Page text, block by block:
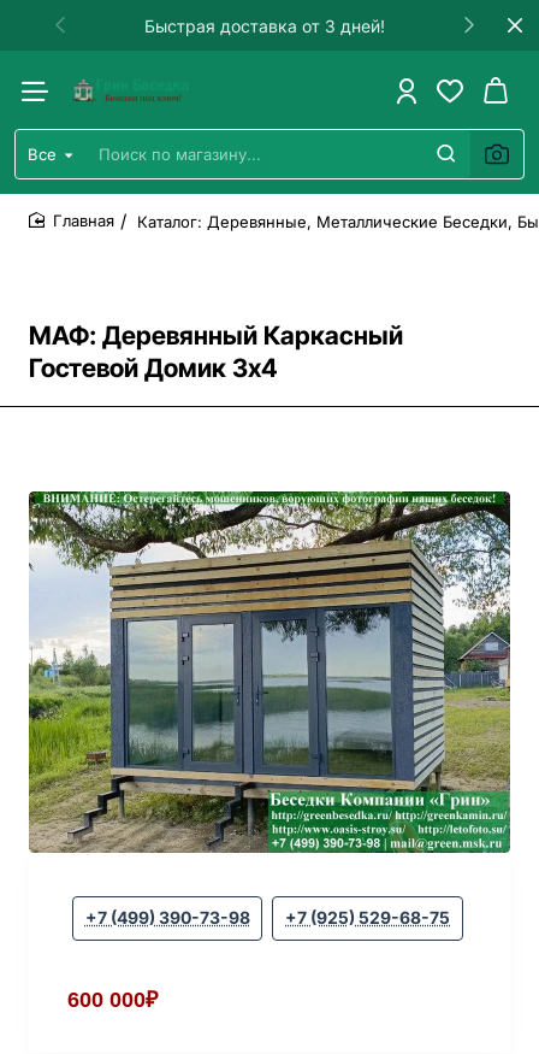
доставка от 3 дней!
Все
Поиск
по
магазину...
МАФ: Деревянный Каркасный
Гостевой Домик 3х4
Каталог: Деревянные, Металлические Беседки,
+7 (499) 390-73-98 +7 (925) 529-68-75
600 000₽